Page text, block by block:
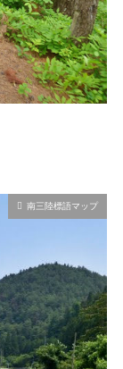
南三陸標語マップ